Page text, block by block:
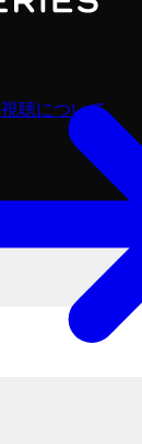
視聴について